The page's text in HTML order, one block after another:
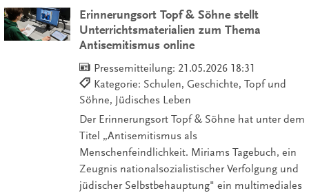
Erinnerungsort Topf & Söhne stellt
Unterrichtsmaterialien zum Thema
Antisemitismus online
Pressemitteilung: 21.05.2026 18:31
Kategorie: Schulen, Geschichte, Topf und
Söhne, Jüdisches Leben
Der Erinnerungsort Topf & Söhne hat unter dem
Titel „Antisemitismus als
Menschenfeindlichkeit. Miriams Tagebuch, ein
Zeugnis nationalsozialistischer Verfolgung und
jüdischer Selbstbehauptung" ein multimediales